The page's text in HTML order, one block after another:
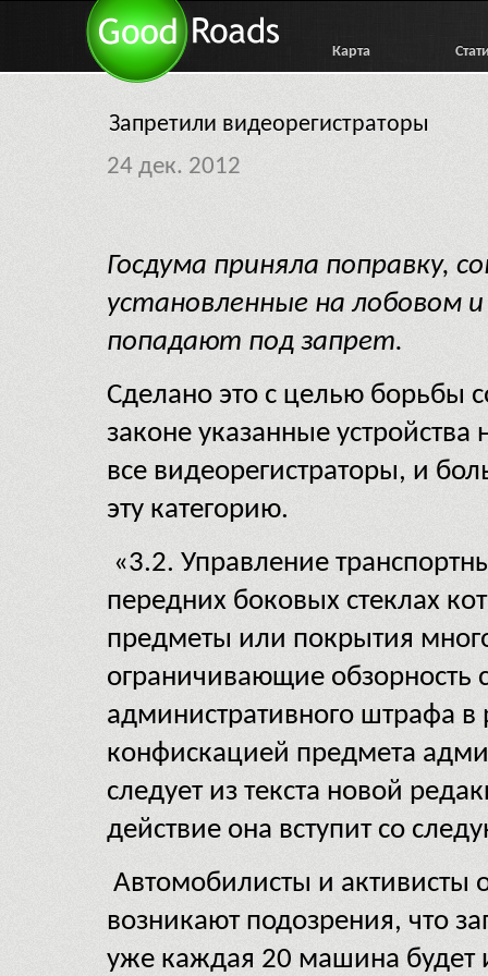
Карта
Запретили видеорегистраторы
24 дек. 2012
Госдума приняла поправку,
установленные на лобовом
попадают под запрет.
Сделано это с целью борьбы
законе указанные
все видеорегистраторы, и
эту категорию.
«3.2. Управление
передних боковых стеклах
предметы или покрытия
ограничивающие обзорность
административного штрафа в
конфискацией предмета
следует из текста новой
действие она вступит со
Автомобилисты и
возникают подозрения, что
уже каждая 20 машина будет